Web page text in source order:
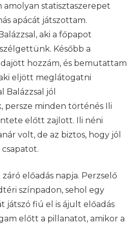
amolyan statisztaszerepet
apácát játszottam.
aki a főpapot
Később a
hozzám, és bemutattam
eljött meglátogatni
Balázzsal jól
persze minden történés Ili
előtt zajlott. Ili néni
volt, de az biztos, hogy jól
előadás napja. Perzselő
színpadon, sehol egy
játszó fiú el is ájult előadás
előtt a pillanatot, amikor a